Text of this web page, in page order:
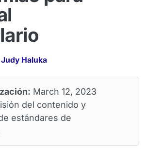
Judy Haluka
March 12, 2023
del contenido y
estándares de